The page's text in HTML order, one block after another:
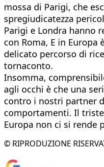
mossa di Parigi, che
spregiudicatezza
Parigi e Londra hanno
con Roma, E in
delicato percorso di
tornaconto.
Insomma,
agli occhi è che una
contro i nostri partner
comportamenti. Il
Europa non ci si rende
© RIPRODUZIONE